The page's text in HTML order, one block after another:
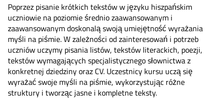
Poprzez pisanie krótkich tekstów w języku hiszpańskim
uczniowie na poziomie średnio zaawansowanym i
zaawansowanym doskonalą swoją umiejętność wyrażania
myśli na piśmie. W zależności od zainteresowań i potrzeb
uczniów uczymy pisania listów, tekstów literackich, poezji,
tekstów wymagających specjalistycznego słownictwa z
konkretnej dziedziny oraz CV. Uczestnicy kursu uczą się
wyrażać swoje myśli na piśmie, wykorzystując różne
struktury i tworząc jasne i kompletne teksty.